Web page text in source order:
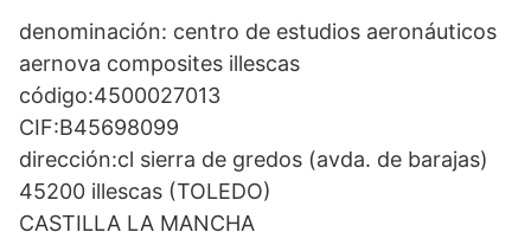
denominación: centro de estudios aeronáuticos
aernova composites illescas
código:4500027013
CIF:B45698099
dirección:cl sierra de gredos (avda. de barajas)
45200 illescas (TOLEDO)
CASTILLA LA MANCHA